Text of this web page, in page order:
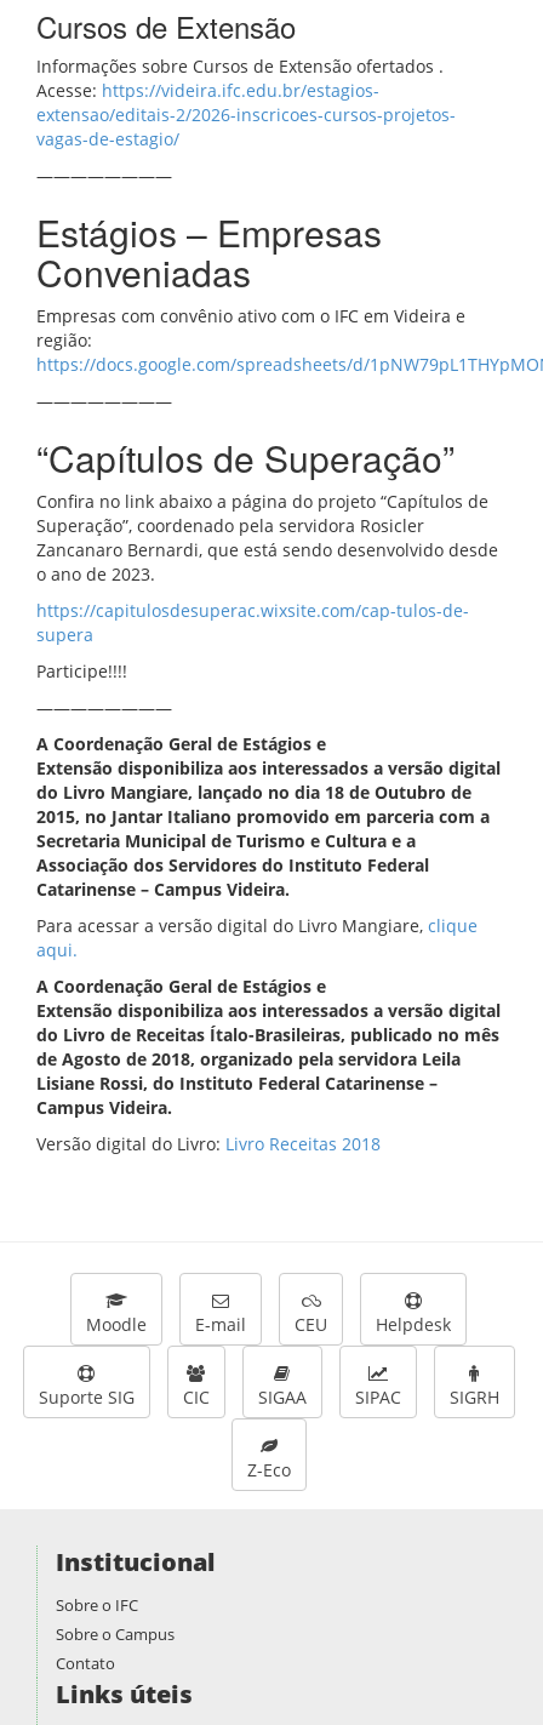
Cursos de Extensão
Informações sobre Cursos de Extensão ofertados .
Acesse: https://videira.ifc.edu.br/estagios-
extensao/editais-2/2026-inscricoes-cursos-projetos-
vagas-de-estagio/
————————
Estágios – Empresas
Conveniadas
Empresas com convênio ativo com o IFC em Videira e
região:
https://docs.google.com/spreadsheets/d/
————————
“Capítulos de Superação”
Confira no link abaixo a página do projeto “Capítulos de
Superação”, coordenado pela servidora Rosicler
Zancanaro Bernardi, que está sendo desenvolvido desde
o ano de 2023.
https://capitulosdesuperac.wixsite.com/cap-tulos-de-
supera
Participe!!!!
————————
A Coordenação Geral de Estágios e
Extensão disponibiliza aos interessados a versão digital
do Livro Mangiare, lançado no dia 18 de Outubro de
2015, no Jantar Italiano promovido em parceria com a
Secretaria Municipal de Turismo e Cultura e a
Associação dos Servidores do Instituto Federal
Catarinense – Campus Videira.
Para acessar a versão digital do Livro Mangiare, clique
aqui.
A Coordenação Geral de Estágios e
Extensão disponibiliza aos interessados a versão digital
do Livro de Receitas Ítalo-Brasileiras, publicado no mês
de Agosto de 2018, organizado pela servidora Leila
Lisiane Rossi, do Instituto Federal Catarinense –
Campus Videira.
Versão digital do Livro: Livro Receitas 2018
Moodle E-mail CEU Helpdesk
Suporte SIG CIC SIGAA SIPAC SIGRH
Z-Eco
Institucional
Sobre o IFC
Sobre o Campus
Contato
Links úteis